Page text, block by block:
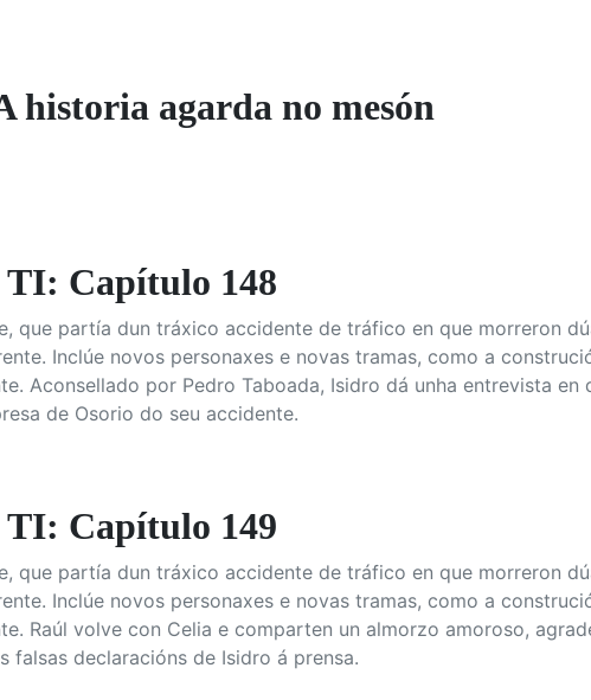
agarda no mesón
Capítulo 148
que partía dun tráxico accidente de tráfico en que morreron
Inclúe novos personaxes e novas tramas, como a
Aconsellado por Pedro Taboada, Isidro dá unha entrevista en
de Osorio do seu accidente.
Capítulo 149
que partía dun tráxico accidente de tráfico en que morreron
Inclúe novos personaxes e novas tramas, como a
Raúl volve con Celia e comparten un almorzo amoroso,
falsas declaracións de Isidro á prensa.